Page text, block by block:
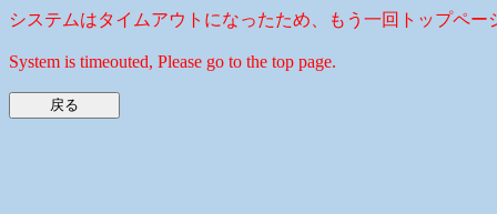
システムはタイムアウトになったため、もう一回トップペー
System is timeouted, Please go to the top page.